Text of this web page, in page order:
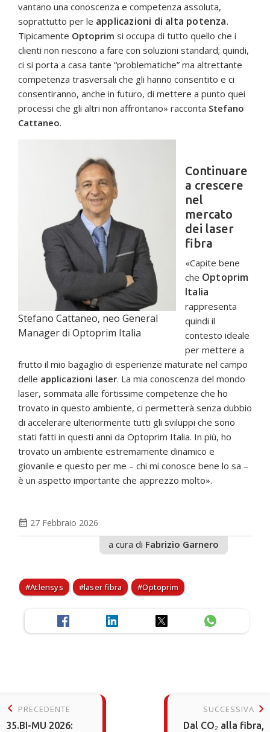
vantano una conoscenza e competenza assoluta,
soprattutto per le applicazioni di alta potenza.
Tipicamente Optoprim si occupa di tutto quello che i
clienti non riescono a fare con soluzioni standard; quindi,
ci si porta a casa tante “problematiche” ma altrettante
competenza trasversali che gli hanno consentito e ci
consentiranno, anche in futuro, di mettere a punto quei
processi che gli altri non affrontano» racconta Stefano
Cattaneo.
Stefano Cattaneo, neo General
Manager di Optoprim Italia
Continuare
a crescere
nel
mercato
dei laser
fibra
«Capite bene
che Optoprim
Italia
rappresenta
quindi il
contesto ideale
per mettere a
frutto il mio bagaglio di esperienze maturate nel campo
delle applicazioni laser. La mia conoscenza del mondo
laser, sommata alle fortissime competenze che ho
trovato in questo ambiente, ci permetterà senza dubbio
di accelerare ulteriormente tutti gli sviluppi che sono
stati fatti in questi anni da Optoprim Italia. In più, ho
trovato un ambiente estremamente dinamico e
giovanile e questo per me – chi mi conosce bene lo sa –
è un aspetto importante che apprezzo molto».
calendar_month 27 Febbraio 2026
a cura di Fabrizio Garnero
Atlensys laser fibra Optoprim
keyboard_arrow_left PRECEDENTE
35.BI-MU 2026:
SUCCESSIVA keyboard_arrow_right
Dal CO₂ alla fibra,